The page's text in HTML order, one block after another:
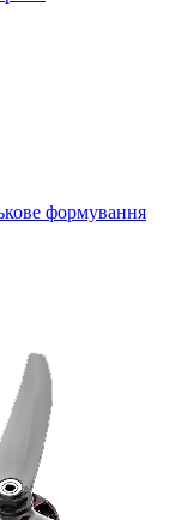
формування